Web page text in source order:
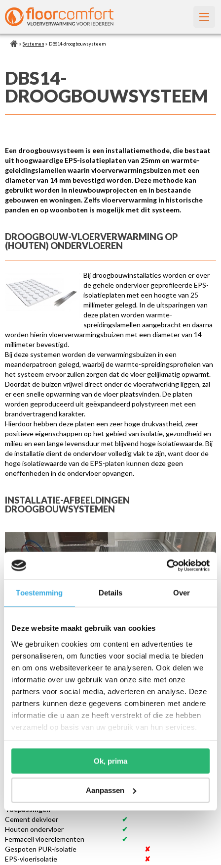
Toestemming Details Over
Deze website maakt gebruik van cookies
We gebruiken cookies om content en advertenties te
personaliseren, om functies voor social media te bieden
en om ons websiteverkeer te analyseren. Ook delen we
informatie over uw gebruik van onze site met onze
partners voor social media, adverteren en analyse. Deze
partners kunnen deze gegevens combineren met andere
informatie die u aan ze heeft verstrekt of die ze hebben
verzameld op basis van uw gebruik van hun services.
Ok, prima
Aanpassen
» Systemen » DBS14-droogbouwsysteem
DBS14-
DROOGBOUWSYSTEEM
Een droogbouwsysteem is een installatiemethode, die bestaat
uit hoogwaardige EPS-isolatieplaten van 25mm en warmte-
geleidingslamellen waarin vloerverwarmingsbuizen met een
diameter van 14 mm bevestigd worden. Deze methode kan
gebruikt worden in nieuwbouwprojecten en in bestaande
gebouwen en woningen. Zelfs vloerverwarming in historische
panden en op woonboten is mogelijk met dit systeem.
DROOGBOUW-VLOERVERWARMING OP
(HOUTEN) ONDERVLOEREN
Bij droogbouwinstallaties worden er over
de gehele ondervloer geprofileerde EPS-
isolatieplaten met een hoogte van 25
millimeter gelegd. In de uitsparingen van
deze platen worden warmte-
spreidingslamellen aangebracht en daarna
worden hierin vloerverwarmingsbuizen met een diameter van 14
millimeter bevestigd.
Bij deze systemen worden de verwarmingsbuizen in een
meanderpatroon gelegd, waarbij de warmte-spreidingsprofielen van
het systeem ervoor zullen zorgen dat de vloer gelijkmatig opwarmt.
Doordat de buizen vrijwel direct onder de vloerafwerking liggen, zal
er een snelle opwarming van de vloer plaatsvinden. De platen
worden geproduceerd uit geëxpandeerd polystyreen met een
brandvertragend karakter.
Hierdoor hebben deze platen een zeer hoge drukvastheid, zeer
positieve eigenschappen op het gebied van isolatie, gezondheid en
milieu en een lange levensduur met blijvend hoge isolatiewaarde. Bij
de installatie dient de ondervloer volledig vlak te zijn, want door de
hoge isolatiewaarde van de EPS-platen kunnen deze geen
oneffenheden in de ondervloer opvangen.
INSTALLATIE-AFBEELDINGEN
DROOGBOUWSYSTEMEN
Minimale installatiehoogte
25 mm
Onderfolie / Vloerplaten
Toepassingen
Cement dekvloer
Houten ondervloer
Fermacell vloerelementen
Gespoten PUR-isolatie
EPS-vloerisolatie
✔
✔
✔
✘
✘